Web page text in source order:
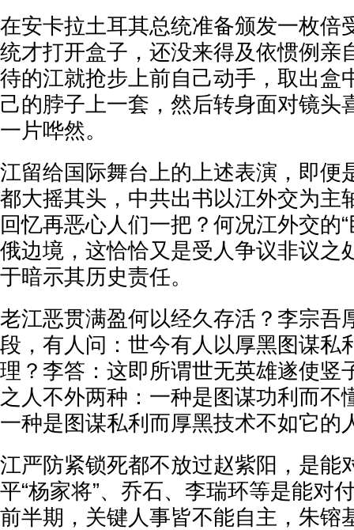
在安卡拉土耳其总统准备颁发一枚倍
统才打开盒子，还没来得及依惯例亲
待的江就抢步上前自己动手，取出盒
己的脖子上一套，然后转身面对镜头
一片哗然。
江留给国际舞台上的上述表演，即便
都大摇其头，中共出书以江外交为主
回忆再恶心人们一把？何况江外交的
俄边境，这恰恰又是受人争议非议之
于暗示其历史责任。
老江恶贯满盈何以经久存活？李宗吾
段，有人问：世今有人以厚黑图谋私
理？李答：这即所谓世无英雄遂使竖
之人不外两种：一种是图谋功利而不
一种是图谋私利而厚黑技术不如它的
江严防紧锁死都不放过赵紫阳，是能
平“杨家将”、乔石、李瑞环等是能对
前半期，关键人事皆不能自主，朱镕